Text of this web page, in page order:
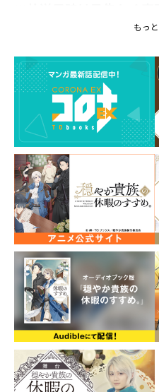
ウィンドウショッピン
す！
正面や横からなど、色んな
※本商品は実用新案（第
す。
サイズ：約
ズ
素材：アクリル
販売元 ：ゼロジーアクト
製造元 ： ゼロジーアク
もっ